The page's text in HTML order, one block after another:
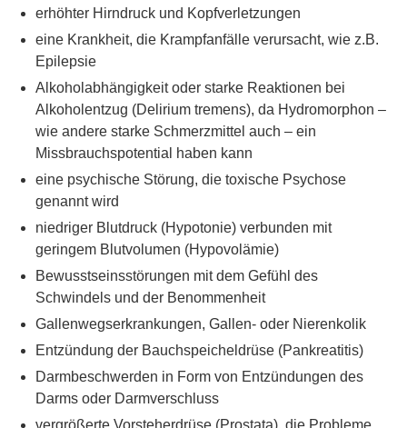
erhöhter Hirndruck und Kopfverletzungen
eine Krankheit, die Krampfanfälle verursacht, wie z.B.
Epilepsie
Alkoholabhängigkeit oder starke Reaktionen bei
Alkoholentzug (Delirium tremens), da Hydromorphon –
wie andere starke Schmerzmittel auch – ein
Missbrauchspotential haben kann
eine psychische Störung, die toxische Psychose
genannt wird
niedriger Blutdruck (Hypotonie) verbunden mit
geringem Blutvolumen (Hypovolämie)
Bewusstseinsstörungen mit dem Gefühl des
Schwindels und der Benommenheit
Gallenwegserkrankungen, Gallen- oder Nierenkolik
Entzündung der Bauchspeicheldrüse (Pankreatitis)
Darmbeschwerden in Form von Entzündungen des
Darms oder Darmverschluss
vergrößerte Vorsteherdrüse (Prostata), die Probleme